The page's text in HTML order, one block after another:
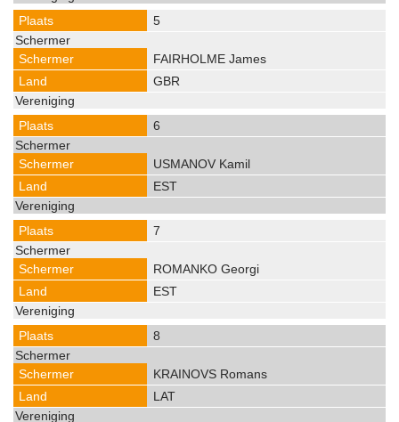
5
FAIRHOLME James
GBR
6
USMANOV Kamil
EST
7
ROMANKO Georgi
EST
8
KRAINOVS Romans
LAT